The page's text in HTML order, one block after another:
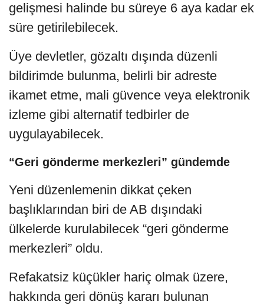
gelişmesi halinde bu süreye 6 aya kadar ek
süre getirilebilecek.
Üye devletler, gözaltı dışında düzenli
bildirimde bulunma, belirli bir adreste
ikamet etme, mali güvence veya elektronik
izleme gibi alternatif tedbirler de
uygulayabilecek.
“Geri gönderme merkezleri” gündemde
Yeni düzenlemenin dikkat çeken
başlıklarından biri de AB dışındaki
ülkelerde kurulabilecek “geri gönderme
merkezleri” oldu.
Refakatsiz küçükler hariç olmak üzere,
hakkında geri dönüş kararı bulunan